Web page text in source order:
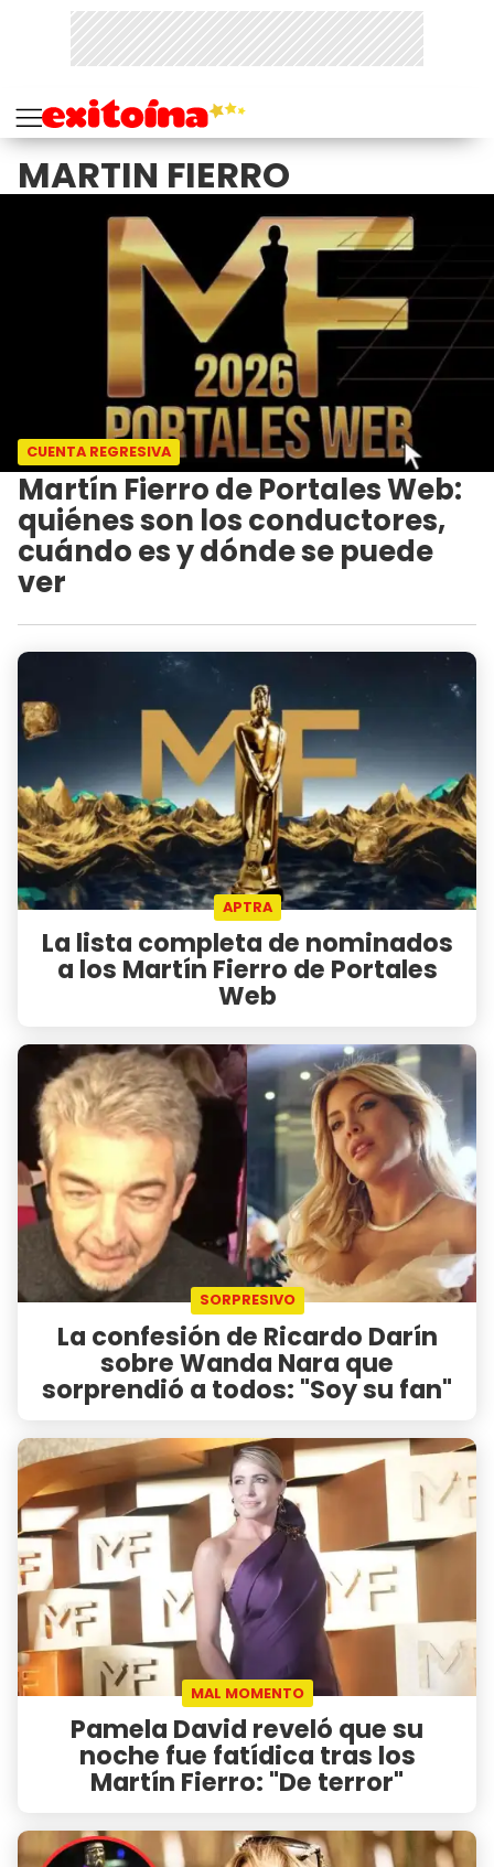
MARTIN FIERRO
CUENTA REGRESIVA
Martín Fierro de Portales Web:
quiénes son los conductores,
cuándo es y dónde se puede
ver
APTRA
La lista completa de nominados
a los Martín Fierro de Portales
Web
SORPRESIVO
La confesión de Ricardo Darín
sobre Wanda Nara que
sorprendió a todos: "Soy su fan"
MAL MOMENTO
Pamela David reveló que su
noche fue fatídica tras los
Martín Fierro: "De terror"